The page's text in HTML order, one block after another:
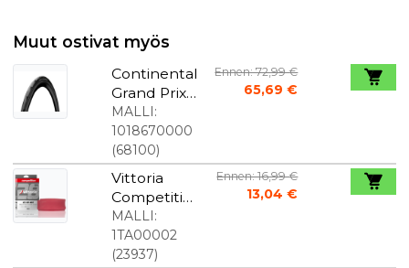
Muut ostivat myös
Continental
Grand Prix
5000 S TR -
rengas 700
x 28C Musta
MALLI:
1018670000
(68100)
Ennen: 72,99 €
65,69 €
Vittoria
Competitio
n sisäkumi
700 x 25-28
48 mm.
MALLI:
1TA00002
(23937)
Ennen: 16,99 €
13,04 €